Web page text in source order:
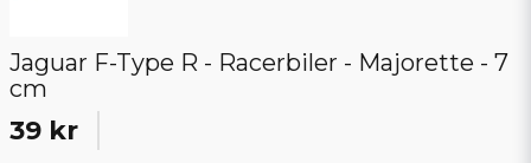
Jaguar F-Type R - Racerbiler - Majorette - 7
cm
39 kr